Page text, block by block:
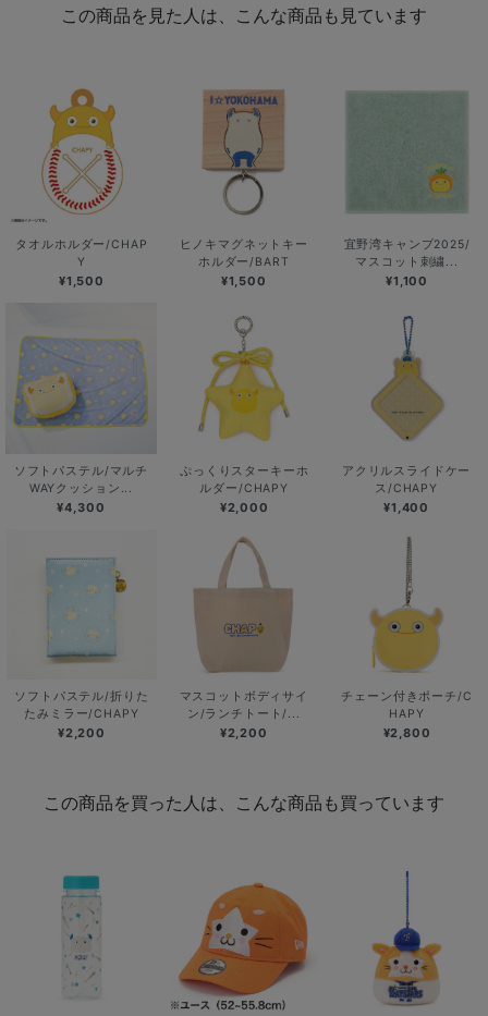
この商品を見た人は、こんな商品も見ています
タオルホルダー/CHAP
Y
¥1,500
ヒノキマグネットキー
ホルダー/BART
¥1,500
宜野湾キャンプ2025/
マスコット刺繍...
¥1,100
ソフトパステル/マルチ
WAYクッション...
¥4,300
ぷっくりスターキーホ
ルダー/CHAPY
¥2,000
アクリルスライドケー
ス/CHAPY
¥1,400
ソフトパステル/折りた
たみミラー/CHAPY
¥2,200
マスコットボディサイ
ン/ランチトート/...
¥2,200
チェーン付きポーチ/C
HAPY
¥2,800
この商品を買った人は、こんな商品も買っています